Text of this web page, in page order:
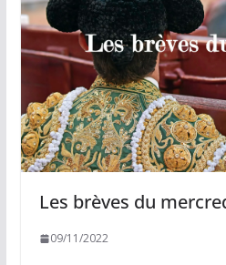
Les brèves du
09/11/2022